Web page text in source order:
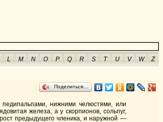
L M N O P Q R S T U V W
Z
Поделиться…
нижними челюстями, или
железа, а у скорпионов, сольпуг,
предыдущего членика, и наружной —